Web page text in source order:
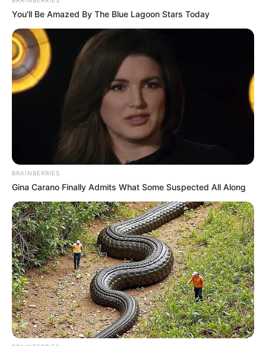
22/05/2026, 12:08 · 12:08 ΜΜ
Τελευταία ενημέρωση
22/05/2026, 12:08 · 12:08 ΜΜ
Κοινοποίησε άρθρο
newstok.grστην Google
Ανακαλύψτε περισσότερα άρθρα στα αποτελέσματα
You'll Be Amazed By The Blue Lagoon Stars Today
BRAINBERRIES
Gina Carano Finally Admits What Some Suspected All Along